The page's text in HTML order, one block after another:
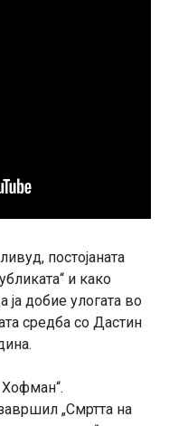
постојаната
и како
ја добие улогата во
средба со Дастин
„Смртта на